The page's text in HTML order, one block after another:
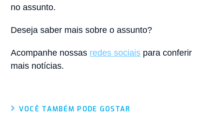
no assunto.
Deseja saber mais sobre o assunto?
Acompanhe nossas redes sociais para conferir
mais notícias.
VOCÊ TAMBÉM PODE GOSTAR